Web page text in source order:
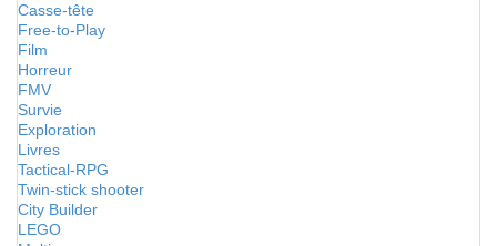
Casse-tête
Free-to-Play
Film
Horreur
FMV
Survie
Exploration
Livres
Tactical-RPG
Twin-stick shooter
City Builder
LEGO